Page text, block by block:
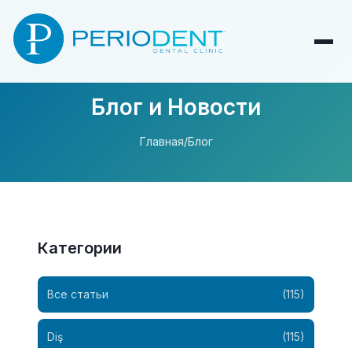
Блог и Новости
Главная/Блог
Категории
Все статьи (115)
Diş (115)